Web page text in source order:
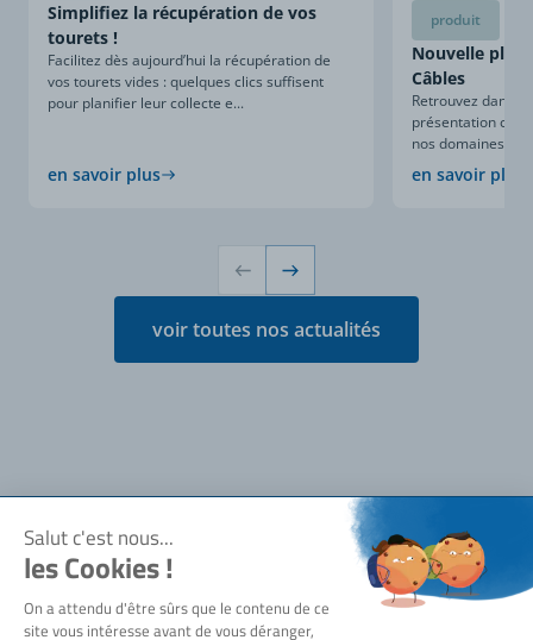
Simplifiez la récupération de vos
tourets !
Facilitez dès aujourd’hui la récupération de
vos tourets vides : quelques clics suffisent
pour planifier leur collecte e...
en savoir plus
produit
Nouvelle
Câbles
Retrouvez dans
présentation
nos domaines
en savoir plus
voir toutes nos actualités
Notre société
Qui sommes-nous ?